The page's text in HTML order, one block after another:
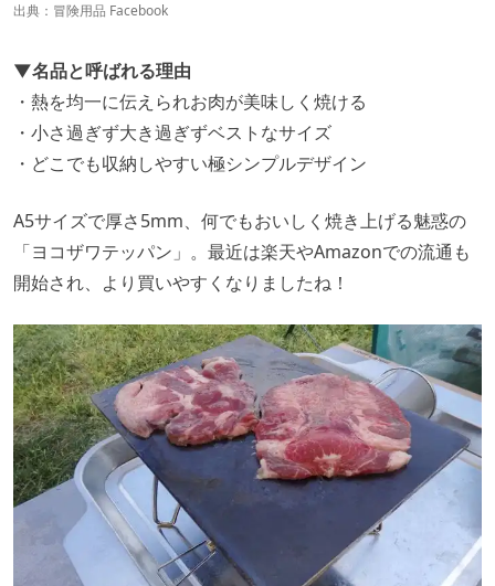
出典： 冒険用品 Facebook
▼名品と呼ばれる理由
・熱を均一に伝えられお肉が美味しく焼ける
・小さ過ぎず大き過ぎずベストなサイズ
・どこでも収納しやすい極シンプルデザイン
A5サイズで厚さ5mm、何でもおいしく焼き上げる魅惑の
「ヨコザワテッパン」。最近は楽天やAmazonでの流通も
開始され、より買いやすくなりましたね！